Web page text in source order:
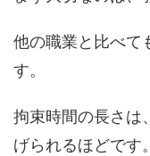
他の職業と比べて
す。
拘束時間の長さは
げられるほどです。